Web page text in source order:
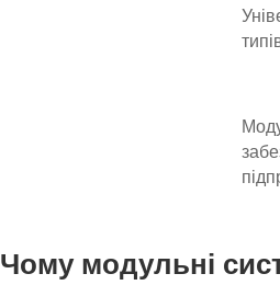
Чому модульні